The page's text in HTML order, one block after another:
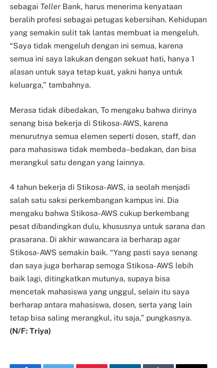
sebagai Teller Bank, harus menerima kenyataan
beralih profesi sebagai petugas kebersihan. Kehidupan
yang semakin sulit tak lantas membuat ia mengeluh.
“Saya tidak mengeluh dengan ini semua, karena
semua ini saya lakukan dengan sekuat hati, hanya 1
alasan untuk saya tetap kuat, yakni hanya untuk
keluarga,” tambahnya.
Merasa tidak dibedakan, To mengaku bahwa dirinya
senang bisa bekerja di Stikosa-AWS, karena
menurutnya semua elemen seperti dosen, staff, dan
para mahasiswa tidak membeda–bedakan, dan bisa
merangkul satu dengan yang lainnya.
4 tahun bekerja di Stikosa-AWS, ia seolah menjadi
salah satu saksi perkembangan kampus ini. Dia
mengaku bahwa Stikosa-AWS cukup berkembang
pesat dibandingkan dulu, khususnya untuk sarana dan
prasarana. Di akhir wawancara ia berharap agar
Stikosa-AWS semakin baik. “Yang pasti saya senang
dan saya juga berharap semoga Stikosa-AWS lebih
baik lagi, ditingkatkan mutunya, supaya bisa
mencetak mahasiswa yang unggul, selain itu saya
berharap antara mahasiswa, dosen, serta yang lain
tetap bisa saling merangkul, itu saja,” pungkasnya.
(N/F: Triya)